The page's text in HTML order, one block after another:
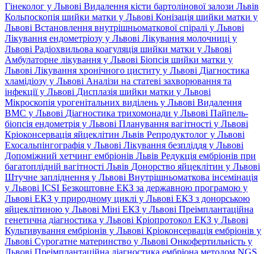
Гінеколог у Львові Видалення кісти бартолінової залози Львів
Кольпоскопія шийки матки у Львові Конізація шийки матки у
Львові Встановлення внутрішньоматкової спіралі у Львові
Лікування ендометріозу у Львові Лікування молочниці у
Львові Радіохвильова коагуляція шийки матки у Львові
Амбулаторне лікування у Львові Біопсія шийки матки у
Львові Лікування хронічного циститу у Львові Діагностика
хламідіозу у Львові Аналізи на статеві захворювання та
інфекції у Львові Дисплазія шийки матки у Львові
Мікроскопія урогенітальних виділень у Львові Видалення
ВМС у Львові Діагностика трихомонади у Львові Пайпель-
біопсія ендометрія у Львові Планування вагітності у Львові
Кріоконсервація яйцеклітин Львів Репродуктолог у Львові
Ехосальпінгографія у Львові Лікування безпліддя у Львові
Допоміжний хетчинг ембріонів Львів Редукція ембріонів при
багатоплідній вагітності Львів Донорство яйцеклітин у Львові
Штучне запліднення у Львові Внутрішньоматкова інсемінація
у Львові ICSI Безкоштовне ЕКЗ за державною програмою у
Львові ЕКЗ у природному циклі у Львові ЕКЗ з донорською
яйцеклітиною у Львові Міні ЕКЗ у Львові Преімплантаційна
генетична діагностика у Львові Кріопротокол ЕКЗ у Львові
Культивування ембріонів у Львові Кріоконсервація ембріонів у
Львові Сурогатне материнство у Львові Онкофертильність у
Львові Преімплантаційна діагностика ембріона методом NGS